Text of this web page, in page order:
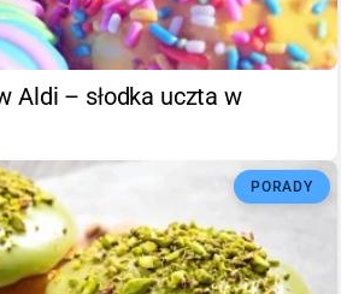
Aldi – słodka uczta w
PORADY